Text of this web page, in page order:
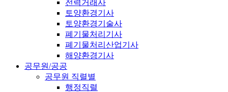
전력거래사
토양환경기사
토양환경기술사
폐기물처리기사
폐기물처리산업기사
해양환경기사
공무원/공공
공무원 직렬별
행정직렬